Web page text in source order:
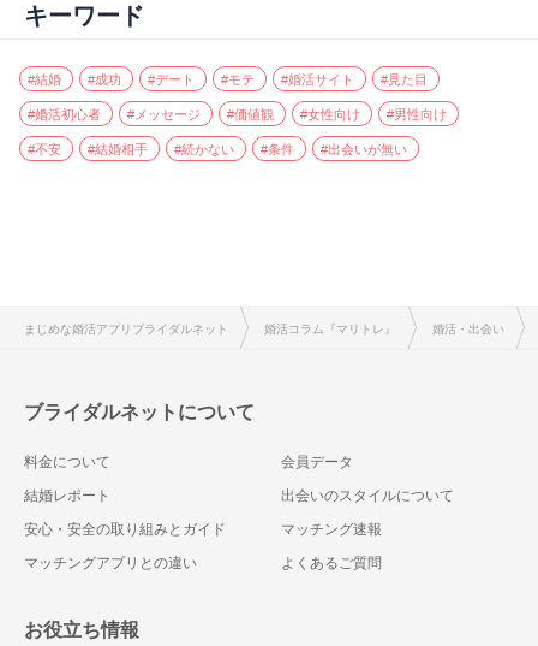
キーワード
#結婚 #成功 #デート #モテ #婚活サイト #見た目
#婚活初心者 #メッセージ #価値観 #女性向け #男性向け
#不安 #結婚相手 #続かない #条件 #出会いが無い
まじめな婚活アプリブライダルネット 婚活コラム『マリトレ』 婚活・出会い
ブライダルネットについて
料金について
会員データ
結婚レポート
出会いのスタイルについて
安心・安全の取り組みとガイド
マッチング速報
マッチングアプリとの違い
よくあるご質問
お役立ち情報